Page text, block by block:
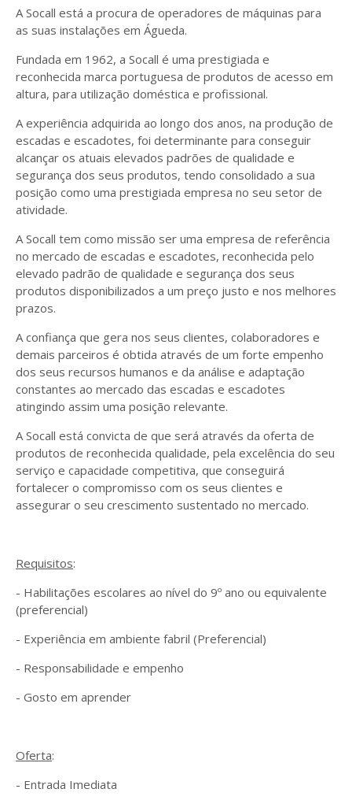
A Socall está a procura de operadores de máquinas para
as suas instalações em Águeda.
Fundada em 1962, a Socall é uma prestigiada e
reconhecida marca portuguesa de produtos de acesso em
altura, para utilização doméstica e profissional.
A experiência adquirida ao longo dos anos, na produção de
escadas e escadotes, foi determinante para conseguir
alcançar os atuais elevados padrões de qualidade e
segurança dos seus produtos, tendo consolidado a sua
posição como uma prestigiada empresa no seu setor de
atividade.
A Socall tem como missão ser uma empresa de referência
no mercado de escadas e escadotes, reconhecida pelo
elevado padrão de qualidade e segurança dos seus
produtos disponibilizados a um preço justo e nos melhores
prazos.
A confiança que gera nos seus clientes, colaboradores e
demais parceiros é obtida através de um forte empenho
dos seus recursos humanos e da análise e adaptação
constantes ao mercado das escadas e escadotes
atingindo assim uma posição relevante.
A Socall está convicta de que será através da oferta de
produtos de reconhecida qualidade, pela excelência do seu
serviço e capacidade competitiva, que conseguirá
fortalecer o compromisso com os seus clientes e
assegurar o seu crescimento sustentado no mercado.
Requisitos:
- Habilitações escolares ao nível do 9º ano ou equivalente
(preferencial)
- Experiência em ambiente fabril (Preferencial)
- Responsabilidade e empenho
- Gosto em aprender
Oferta:
- Entrada Imediata